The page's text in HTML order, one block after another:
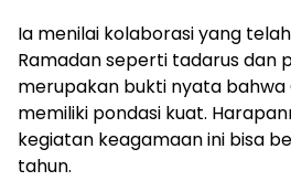
Ia menilai kolaborasi yang
Ramadan seperti tadarus dan
merupakan bukti nyata bahwa
memiliki pondasi kuat.
kegiatan keagamaan ini bisa
tahun.